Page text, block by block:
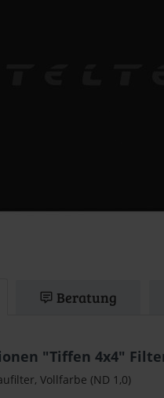
Beratung
"Tiffen 4x4"
Vollfarbe (ND 1,0)